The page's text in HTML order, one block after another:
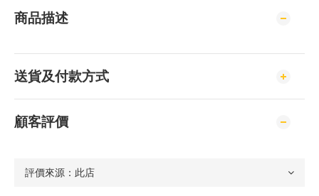
商品描述
送貨及付款方式
顧客評價